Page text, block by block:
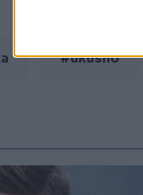
#ukusno